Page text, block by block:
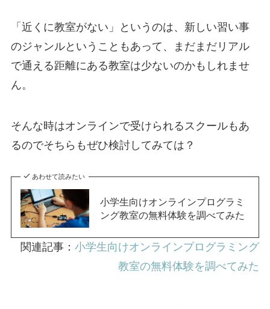
「近くに教室がない」というのは、新しい習い事
のジャンルということもあって、まだまだリアル
で通える距離にある教室は少ないのかもしれませ
ん。
そんな時はオンラインで受けられるスクールもあ
るのでそちらもぜひ検討してみては？
あわせて読みたい
小学生向けオンラインプログラミ
ング教室の無料体験を調べてみた
関連記事：小学生向けオンラインプログラミング
教室の無料体験を調べてみた